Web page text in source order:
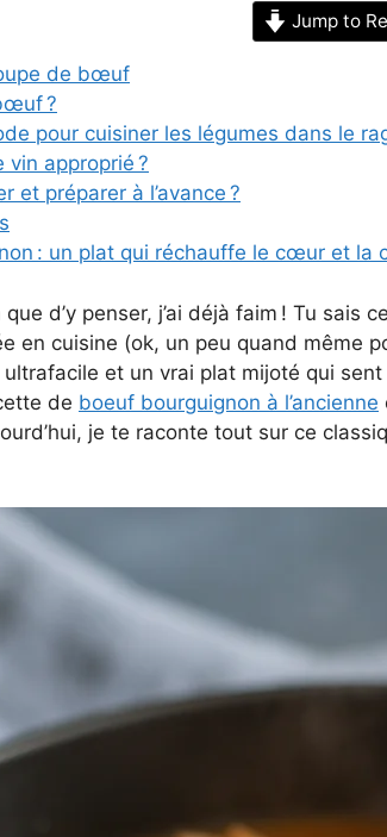
Jump to
de bœuf
?
pour cuisiner les légumes dans le
vin approprié ?
et préparer à l’avance ?
: un plat qui réchauffe le cœur et la
d’y penser, j’ai déjà faim ! Tu
en cuisine (ok, un peu quand même
et un vrai plat mijoté qui
de boeuf bourguignon à l’ancienne
je te raconte tout sur ce